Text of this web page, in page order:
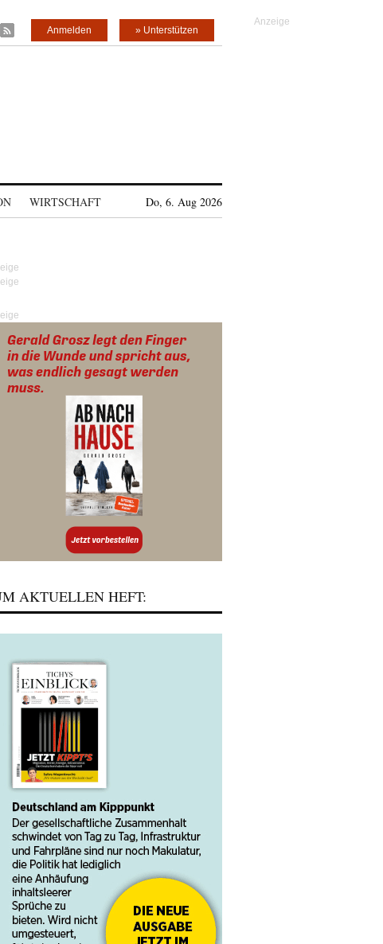
» Unterstützen
Anmelden
WIRTSCHAFT Do, 6. Aug 2026
AKTUELLEN HEFT: